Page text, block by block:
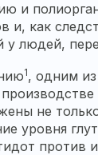
и
и, как
у людей,
1, одним
не
уровня